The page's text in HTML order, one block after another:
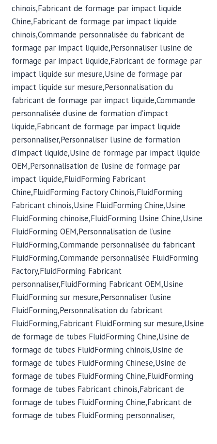
chinois,Fabricant de formage par impact liquide
Chine,Fabricant de formage par impact liquide
chinois,Commande personnalisée du fabricant de
formage par impact liquide,Personnaliser l’usine de
formage par impact liquide,Fabricant de formage par
impact liquide sur mesure,Usine de formage par
impact liquide sur mesure,Personnalisation du
fabricant de formage par impact liquide,Commande
personnalisée d’usine de formation d’impact
liquide,Fabricant de formage par impact liquide
personnaliser,Personnaliser l’usine de formation
d’impact liquide,Usine de formage par impact liquide
OEM,Personnalisation de l’usine de formage par
impact liquide,FluidForming Fabricant
Chine,FluidForming Factory Chinois,FluidForming
Fabricant chinois,Usine FluidForming Chine,Usine
FluidForming chinoise,FluidForming Usine Chine,Usine
FluidForming OEM,Personnalisation de l’usine
FluidForming,Commande personnalisée du fabricant
FluidForming,Commande personnalisée FluidForming
Factory,FluidForming Fabricant
personnaliser,FluidForming Fabricant OEM,Usine
FluidForming sur mesure,Personnaliser l’usine
FluidForming,Personnalisation du fabricant
FluidForming,Fabricant FluidForming sur mesure,Usine
de formage de tubes FluidForming Chine,Usine de
formage de tubes FluidForming chinois,Usine de
formage de tubes FluidForming Chinese,Usine de
formage de tubes FluidForming Chine,FluidForming
formage de tubes Fabricant chinois,Fabricant de
formage de tubes FluidForming Chine,Fabricant de
formage de tubes FluidForming personnaliser,